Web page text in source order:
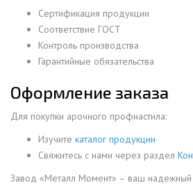
Сертификация продукции
Соответствие ГОСТ
Контроль производства
Гарантийные обязательства
Оформление заказа
Для покупки арочного профнастила:
Изучите каталог продукции
Свяжитесь с нами через раздел
Завод «Металл Момент» – ваш надежный